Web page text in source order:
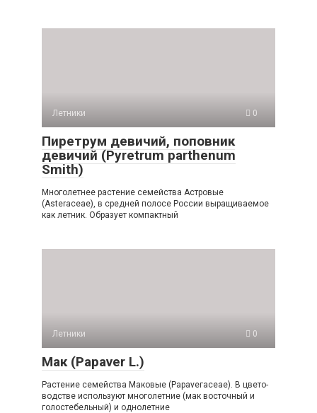
Летники 0
Пиретрум девичий, поповник
девичий (Pyretrum parthenum
Smith)
Многолет­нее растение семейства Астровые
(Аsterасеае), в средней полосе России выра­щиваемое
как летник. Образует ком­пактный
Летники 0
Мак (Рараver L.)
Растение семей­ства Маковые (Рараvегасеае). В цвето­
водстве используют многолетние (мак восточный и
голостебельный) и одно­летние